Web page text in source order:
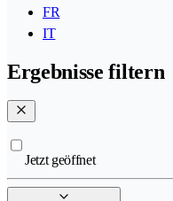
FR
IT
Ergebnisse filtern
Jetzt geöffnet